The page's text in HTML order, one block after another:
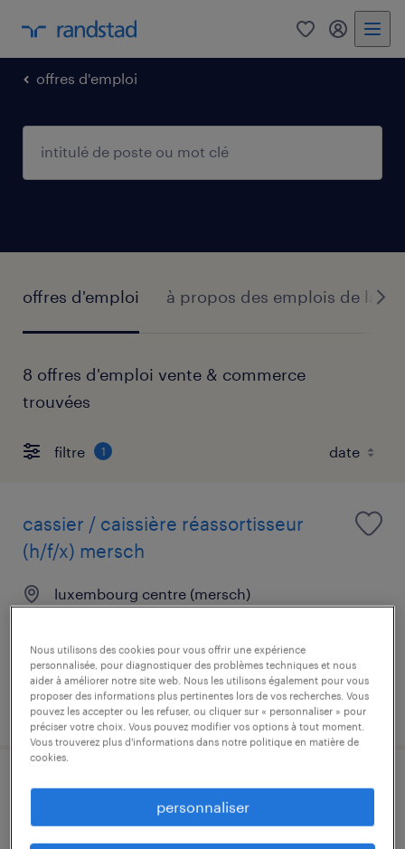
0 my
offres d'emploi
offres d'emploi à propos des emplois de la
8 offres d'emploi vente & commerce
trouvées
filtre 1
cassier / caissière réassortisseur
(h/f/x) mersch
luxembourg centre (mersch)
€16.02 par heure
publié le 7 août 2026
junior aml analyst (m/f/d)
Nous utilisons des cookies pour vous offrir une expérience
personnalisée, pour diagnostiquer des problèmes techniques et nous
aider à améliorer notre site web. Nous les utilisons également pour vous
proposer des informations plus pertinentes lors de vos recherches. Vous
pouvez les accepter ou les refuser, ou cliquer sur « personnaliser » pour
préciser votre choix. Vous pouvez modifier vos options à tout moment.
Vous trouverez plus d'informations dans notre politique en matière de
cookies.
personnaliser